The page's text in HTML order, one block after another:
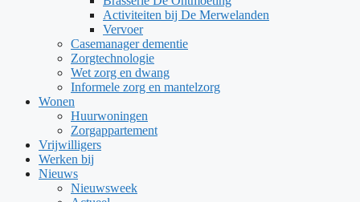
Activiteiten bij De Merwelanden
Vervoer
Casemanager dementie
Zorgtechnologie
Wet zorg en dwang
Informele zorg en mantelzorg
Wonen
Huurwoningen
Zorgappartement
Vrijwilligers
Werken bij
Nieuws
Nieuwsweek